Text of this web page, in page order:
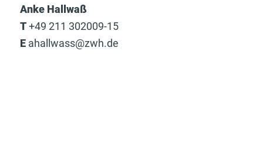
Anke Hallwaß
T +49 211 302009-15
E ahallwass@zwh.de